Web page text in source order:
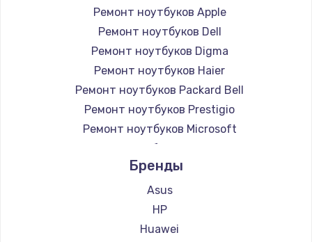
Ремонт ноутбуков Apple
Ремонт ноутбуков Dell
Ремонт ноутбуков Digma
Ремонт ноутбуков Haier
Ремонт ноутбуков Packard Bell
Ремонт ноутбуков Prestigio
Ремонт ноутбуков Microsoft
Ремонт ноутбуков Alienware
Ремонт ноутбуков Aquarius
Ремонт ноутбуков Gigabyte
Ремонт ноутбуков Aorus
Ремонт ноутбуков Maibenben
Бренды
Asus
HP
Huawei